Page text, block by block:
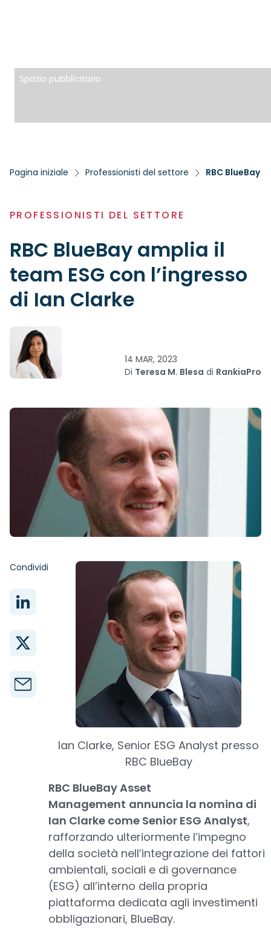
Spazio pubblicitario
Pagina iniziale Professionisti del settore RBC BlueBay
PROFESSIONISTI DEL SETTORE
RBC BlueBay amplia il
team ESG con l’ingresso
di Ian Clarke
14 MAR, 2023
Di Teresa M. Blesa di RankiaPro
Condividi
Ian Clarke, Senior ESG Analyst presso
RBC BlueBay
RBC BlueBay Asset
Management annuncia la nomina di
Ian Clarke come Senior ESG Analyst,
rafforzando ulteriormente l’impegno
della società nell’integrazione dei fattori
ambientali, sociali e di governance
(ESG) all’interno della propria
piattaforma dedicata agli investimenti
obbligazionari, BlueBay.